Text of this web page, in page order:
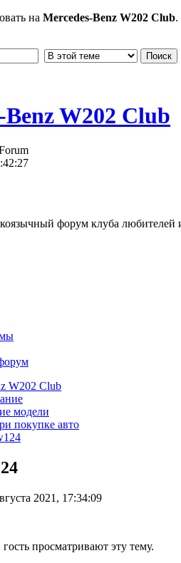
на Mercedes-Benz W202 Club.
Benz W202 Club
форум клуба любителей
W202 Club
модели
покупке авто
2021, 17:34:09
просматривают эту тему.